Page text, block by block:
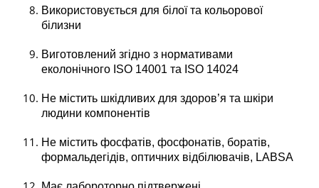
Використовується для білої та кольорової
білизни
Виготовлений згідно з нормативами
еколонічного ISO 14001 та ISO 14024
Не містить шкідливих для здоров’я та шкіри
людини компонентів
Не містить фосфатів, фосфонатів, боратів,
формальдегідів, оптичних відбілювачів, LABSA